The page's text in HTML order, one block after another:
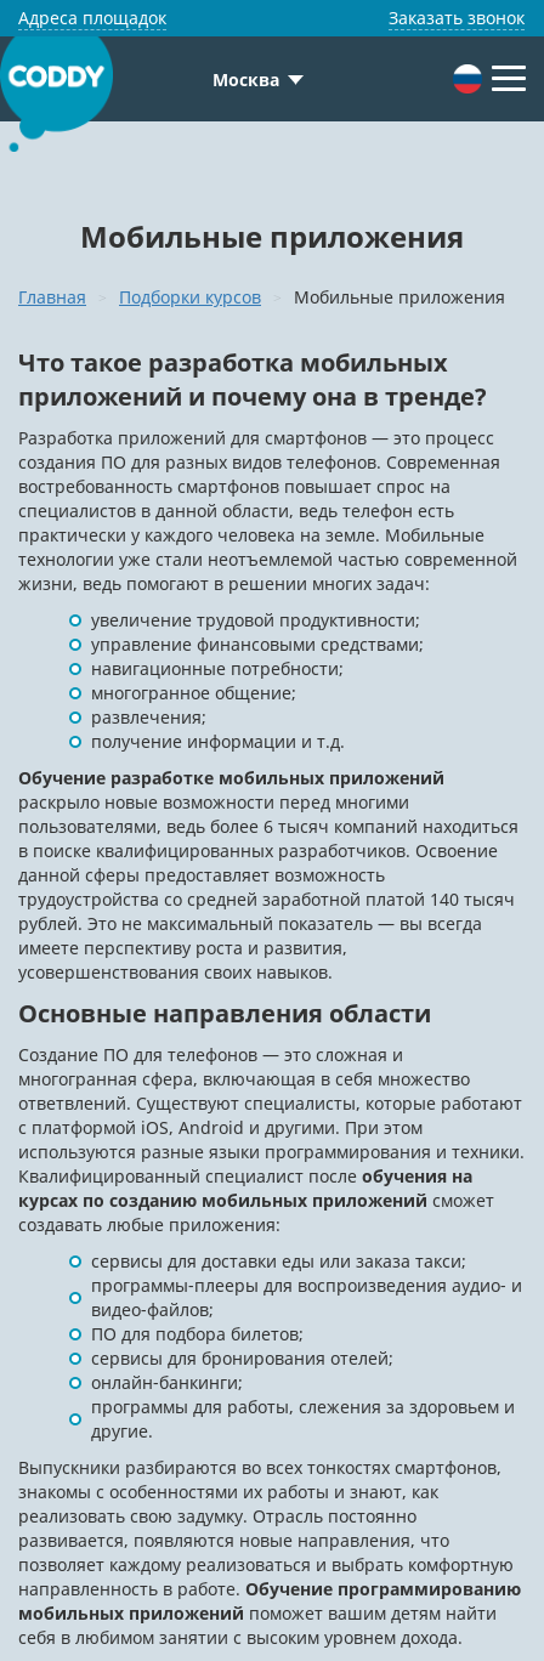
Адреса площадок Заказать звонок
Москва
Мобильные приложения
Главная Подборки курсов Мобильные приложения
Что такое разработка мобильных
приложений и почему она в тренде?
Разработка приложений для смартфонов — это процесс
создания ПО для разных видов телефонов. Современная
востребованность смартфонов повышает спрос на
специалистов в данной области, ведь телефон есть
практически у каждого человека на земле. Мобильные
технологии уже стали неотъемлемой частью современной
жизни, ведь помогают в решении многих задач:
увеличение трудовой продуктивности;
управление финансовыми средствами;
навигационные потребности;
многогранное общение;
развлечения;
получение информации и т.д.
Обучение разработке мобильных приложений
раскрыло новые возможности перед многими
пользователями, ведь более 6 тысяч компаний находиться
в поиске квалифицированных разработчиков. Освоение
данной сферы предоставляет возможность
трудоустройства со средней заработной платой 140 тысяч
рублей. Это не максимальный показатель — вы всегда
имеете перспективу роста и развития,
усовершенствования своих навыков.
Основные направления области
Создание ПО для телефонов — это сложная и
многогранная сфера, включающая в себя множество
ответвлений. Существуют специалисты, которые работают
с платформой iOS, Android и другими. При этом
используются разные языки программирования и техники.
Квалифицированный специалист после обучения на
курсах по созданию мобильных приложений сможет
создавать любые приложения:
сервисы для доставки еды или заказа такси;
программы-плееры для воспроизведения аудио- и
видео-файлов;
ПО для подбора билетов;
сервисы для бронирования отелей;
онлайн-банкинги;
программы для работы, слежения за здоровьем и
другие.
Выпускники разбираются во всех тонкостях смартфонов,
знакомы с особенностями их работы и знают, как
реализовать свою задумку. Отрасль постоянно
развивается, появляются новые направления, что
позволяет каждому реализоваться и выбрать комфортную
направленность в работе. Обучение программированию
мобильных приложений поможет вашим детям найти
себя в любимом занятии с высоким уровнем дохода.